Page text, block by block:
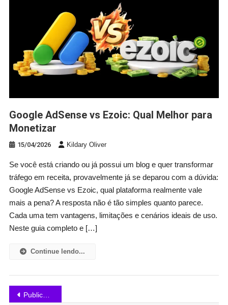
Google AdSense vs Ezoic: Qual Melhor para
Monetizar
15/04/2026 Kildary Oliver
Se você está criando ou já possui um blog e quer transformar
tráfego em receita, provavelmente já se deparou com a dúvida:
Google AdSense vs Ezoic, qual plataforma realmente vale
mais a pena? A resposta não é tão simples quanto parece.
Cada uma tem vantagens, limitações e cenários ideais de uso.
Neste guia completo e […]
Continue lendo...
Navegação Publicações mais antigas